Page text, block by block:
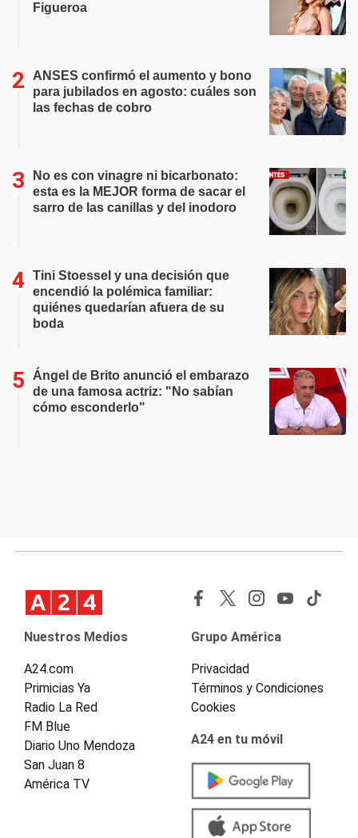
Figueroa
ANSES confirmó el aumento y bono
para jubilados en agosto: cuáles son
las fechas de cobro
No es con vinagre ni bicarbonato:
esta es la MEJOR forma de sacar el
sarro de las canillas y del inodoro
Tini Stoessel y una decisión que
encendió la polémica familiar:
quiénes quedarían afuera de su
boda
Ángel de Brito anunció el embarazo
de una famosa actriz: "No sabían
cómo esconderlo"
Nuestros Medios
A24.com
Primicias Ya
Radio La Red
FM Blue
Diario Uno Mendoza
San Juan 8
América TV
Grupo América
Privacidad
Términos y Condiciones
Cookies
A24 en tu móvil